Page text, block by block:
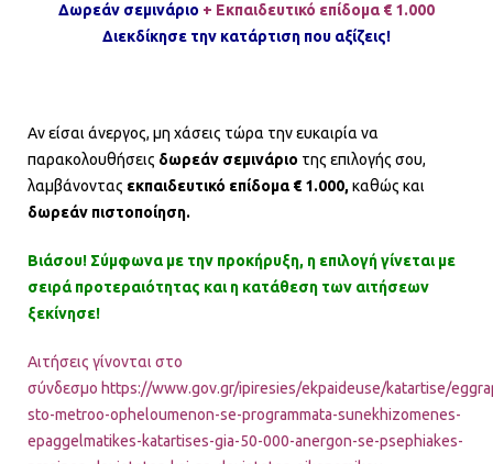
Δωρεάν σεμινάριο + Εκπαιδευτικό επίδομα € 1.000
Διεκδίκησε την κατάρτιση που αξίζεις!
Αν είσαι άνεργος, μη χάσεις τώρα την ευκαιρία να
παρακολουθήσεις δωρεάν σεμινάριο της επιλογής σου,
λαμβάνοντας εκπαιδευτικό επίδομα € 1.000,καθώς και
δωρεάν πιστοποίηση.
Βιάσου! Σύμφωνα με την προκήρυξη, η επιλογή γίνεται με
σειρά προτεραιότητας και η κατάθεση των αιτήσεων
ξεκίνησε!
Αιτήσεις γίνονται στο
σύνδεσμο https://www.gov.gr/ipiresies/ekpaideuse/katartise/
sto-metroo-opheloumenon-se-programmata-sunekhizomenes-
epaggelmatikes-katartises-gia-50-000-anergon-se-psephiakes-